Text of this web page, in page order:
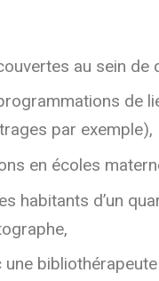
au sein
de
par exemple),
en écoles
habitants d’un